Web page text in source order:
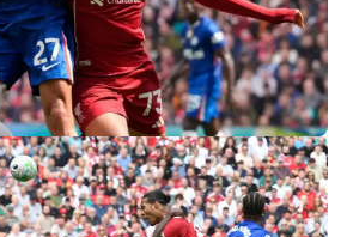
болельщики
разнесли тренеров
«Энфилде»